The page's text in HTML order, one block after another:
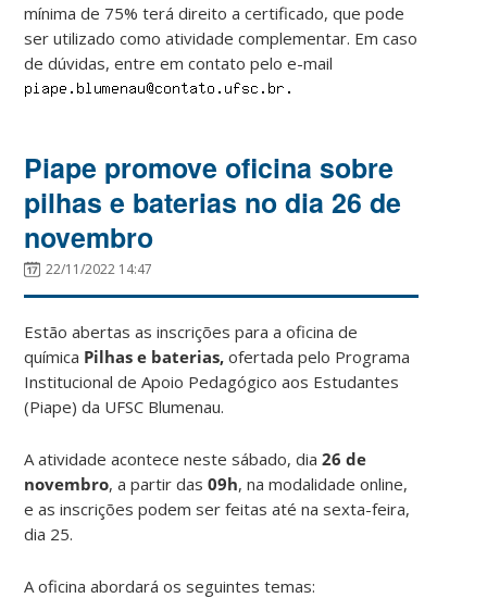
mínima de 75% terá direito a certificado, que pode
ser utilizado como atividade complementar. Em caso
de dúvidas, entre em contato pelo e-mail
Piape promove oficina sobre
pilhas e baterias no dia 26 de
novembro
22/11/2022 14:47
Estão abertas as inscrições para a oficina de
química Pilhas e baterias, ofertada pelo Programa
Institucional de Apoio Pedagógico aos Estudantes
(Piape) da UFSC Blumenau.
A atividade acontece neste sábado, dia26 de
novembro, a partir das09h, na modalidade online,
e as inscrições podem ser feitas até na sexta-feira,
dia 25.
A oficina abordará os seguintes temas: